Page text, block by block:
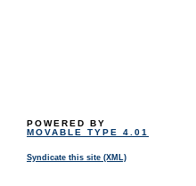
POWERED BY
MOVABLE TYPE 4.01
Syndicate this site (XML)